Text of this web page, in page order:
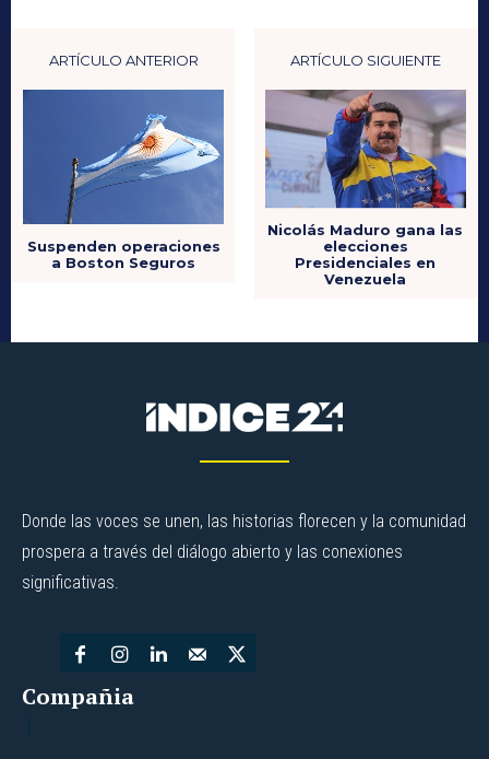
ARTÍCULO ANTERIOR
Suspenden operaciones
a Boston Seguros
ARTÍCULO SIGUIENTE
Nicolás Maduro gana las
elecciones
Presidenciales en
Venezuela
Donde las voces se unen, las historias florecen y la comunidad
prospera a través del diálogo abierto y las conexiones
significativas.
Compañia